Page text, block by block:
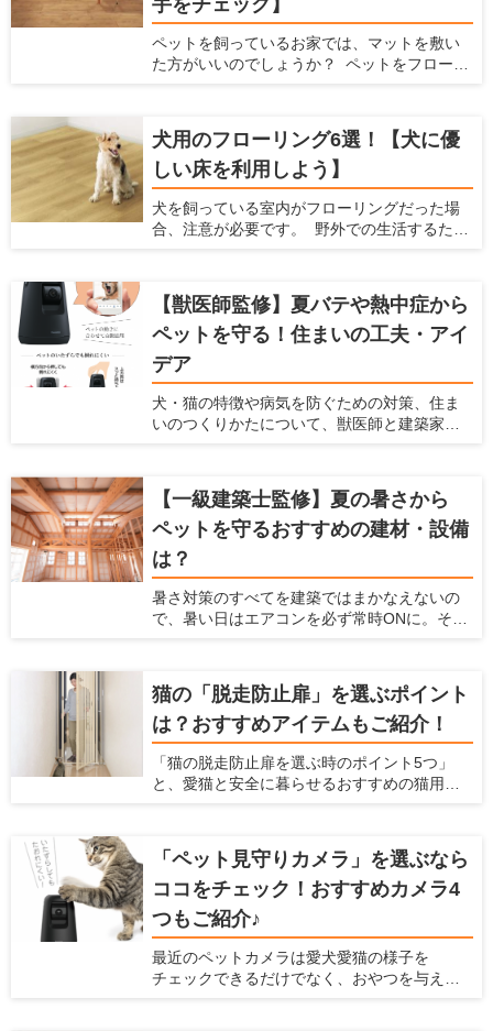
手をチェック】
ペットを飼っているお家では、マットを敷い
た方がいいのでしょうか？ ペットをフローリ
な不都合が出てきます。 そんな時には、マッ
トを敷くことで解決できる場合があります。
ここでは、ペット用のマットを敷いた方がい
い場合と、マットを選ぶ時に注意すべきポイ
ント、おすすめのペット用マットを紹介しま
す。 あらゆるメーカーの商品をチェックして
犬用のフローリング6選！【犬に優
しい床を利用しよう】
犬を飼っている室内がフローリングだった場
合、注意が必要です。 野外での生活するため
は犬の体にダメージを与えますし、将来の病
気を引き起こす可能性もあるのです。 犬を飼
われている愛犬家の方は、犬用のフローリン
グに変えることを検討してみてはいかがで
しょうか。 この記事では、フローリングが犬
に与えるダメージを紹介するとともに、愛犬
家住宅だからこそわかる「犬に優しいフロー
【獣医師監修】夏バテや熱中症から
ペットを守る！住まいの工夫・アイ
デア
犬・猫の特徴や病気を防ぐための対策、住ま
いのつくりかたについて、獣医師と建築家の
【一級建築士監修】夏の暑さから
ペットを守るおすすめの建材・設備
は？
暑さ対策のすべてを建築ではまかなえないの
で、暑い日はエアコンを必ず常時ONに。そこ
隙間をつくらない」「空気の流れをつくる」
の2点。電気代の節約にも。
猫の「脱走防止扉」を選ぶポイント
は？おすすめアイテムもご紹介！
「猫の脱走防止扉を選ぶ時のポイント5つ」
と、愛猫と安全に暮らせるおすすめの猫用脱
「ペット見守りカメラ」を選ぶなら
ココをチェック！おすすめカメラ4
つもご紹介♪
最近のペットカメラは愛犬愛猫の様子を
チェックできるだけでなく、おやつを与えら